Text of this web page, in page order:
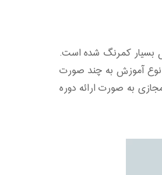
بسیار کمرنگ شده است.
نوع آموزش به چند صورت
به صورت ارائه دوره